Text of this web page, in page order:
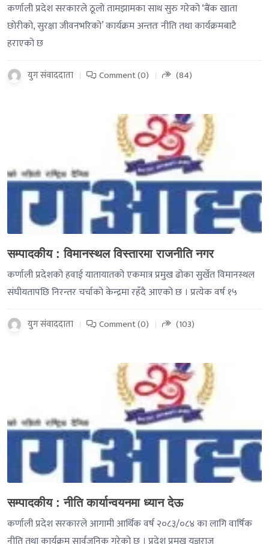
कर्णाली प्रदेश सरकारले ठूलो तामझामका साथ सुरु गरेको ‘बैंक खाता
छोरीको, सुरक्षा जीवनभरिको’ कार्यक्रम अन्ततः नीति तथा कार्यक्रमबाटै
हराएको छ
युग संवाददाता Comment (0) (84)
सम्पादकीय : विमानस्थल विस्तारमा राजनीति नगर
कर्णाली प्रदेशको हवाई यातायातको एकमात्र प्रमुख ढोका सुर्खेत विमानस्थल
संघीयतापछि निरन्तर चर्चाको केन्द्रमा रहँदै आएको छ । प्रत्येक वर्ष १५
युग संवाददाता Comment (0) (103)
सम्पादकीय : नीति कार्यान्वयनमा ध्यान देऊ
कर्णाली प्रदेश सरकारले आगामी आर्थिक वर्ष २०८३/०८४ का लागि वार्षिक